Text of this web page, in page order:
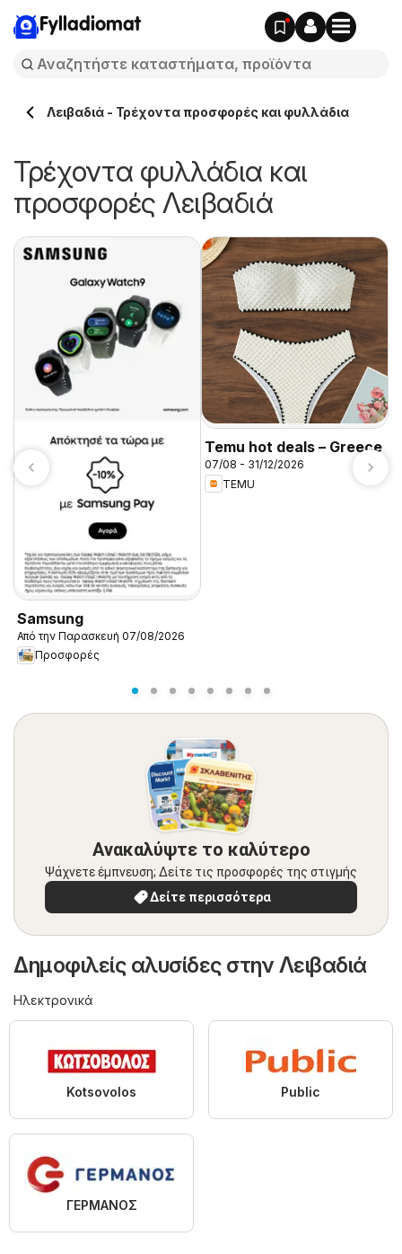
Fylladiomat
Λειβαδιά - Τρέχοντα προσφορές και φυλλάδια
Τρέχοντα φυλλάδια και
προσφορές Λειβαδιά
Samsung
Από την Παρασκευή 07/08/2026
Προσφορές
Temu hot deals – Greece
07/08 - 31/12/2026
TEMU
Ανακαλύψτε το καλύτερο
Ψάχνετε έμπνευση; Δείτε τις προσφορές της στιγμής
Δείτε περισσότερα
Δημοφιλείς αλυσίδες στην Λειβαδιά
Hλεκτρονικά
Kotsovolos Public
ΓΕΡΜΑΝΟΣ